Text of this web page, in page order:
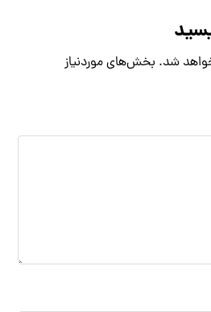
شد. بخش‌های موردنیاز